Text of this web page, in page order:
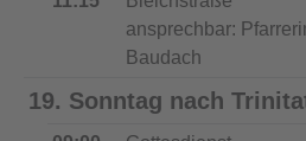
ansprechbar:
Baudach
19. Sonntag nach